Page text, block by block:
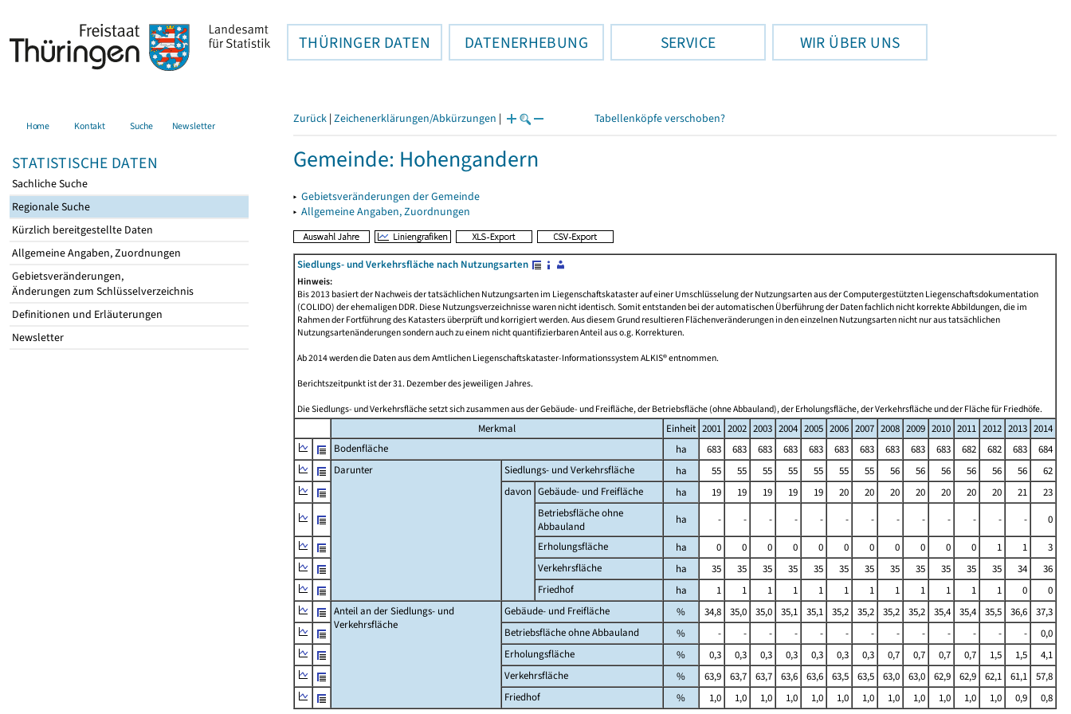
THÜRINGER DATEN DATENERHEBUNG SERVICE WIR ÜBER UNS
Home Kontakt Suche Newsletter
STATISTISCHE DATEN
Sachliche Suche
Regionale Suche
Kürzlich bereitgestellte Daten
Allgemeine Angaben, Zuordnungen
Gebietsveränderungen,
Änderungen zum Schlüsselverzeichnis
Definitionen und Erläuterungen
Newsletter
Zurück | Zeichenerklärungen/Abkürzungen | Tabellenköpfe verschoben?
Gemeinde: Hohengandern
▸ Gebietsveränderungen der Gemeinde
▸ Allgemeine Angaben, Zuordnungen
Siedlungs- und Verkehrsfläche nach Nutzungsarten
Hinweis:
Bis 2013 basiert der Nachweis der tatsächlichen Nutzungsarten im Liegenschaftskataster auf einer Umschlüsselung der Nutzungsarten aus der Computergestützten Liegenschaftsdokumentation
(COLIDO) der ehemaligen DDR. Diese Nutzungsverzeichnisse waren nicht identisch. Somit entstanden bei der automatischen Überführung der Daten fachlich nicht korrekte Abbildungen, die im
Rahmen der Fortführung des Katasters überprüft und korrigiert werden. Aus diesem Grund resultieren Flächenveränderungen in den einzelnen Nutzungsarten nicht nur aus tatsächlichen
Nutzungsartenänderungen sondern auch zu einem nicht quantifizierbaren Anteil aus o.g. Korrekturen.
Ab 2014 werden die Daten aus dem Amtlichen Liegenschaftskataster-Informationssystem ALKIS® entnommen.
Berichtszeitpunkt ist der 31. Dezember des jeweiligen Jahres.
Die Siedlungs- und Verkehrsfläche setzt sich zusammen aus der Gebäude- und Freifläche, der Betriebsfläche (ohne Abbauland), der Erholungsfläche, der Verkehrsfläche und der Fläche für Friedhöfe.
Merkmal Einheit 2001 2002 2003 2004 2005 2006 2007 2008 2009 2010 2011 2012 2013 2014
Bodenfläche
ha 683 683 683 683 683 683 683 683 683 683 682 682 683
684
Darunter
Siedlungs- und Verkehrsfläche ha 55 55 55 55 55 55 55 56 56 56 56 56 56
62
davon Gebäude- und Freifläche ha 19 19 19 19 19 20 20 20 20 20 20 20 21
23
Betriebsfläche ohne
Abbauland
ha - - - - - - - - - - - - -
0
Erholungsfläche
ha 0 0 0 0 0 0 0 0 0 0 0 1 1
3
Verkehrsfläche
ha 35 35 35 35 35 35 35 35 35 35 35 35 34
36
Friedhof
ha 1 1 1 1 1 1 1 1 1 1 1 1 0
0
Anteil an der Siedlungs- und
Verkehrsfläche
Gebäude- und Freifläche % 34,8 35,0 35,0 35,1 35,1 35,2 35,2 35,2 35,2 35,4 35,4 35,5 36,6
37,3
Betriebsfläche ohne Abbauland
% - - - - - - - - - - - - -
0,0
Erholungsfläche
% 0,3 0,3 0,3 0,3 0,3 0,3 0,3 0,7 0,7 0,7 0,7 1,5 1,5
4,1
Verkehrsfläche
% 63,9 63,7 63,7 63,6 63,6 63,5 63,5 63,0 63,0 62,9 62,9 62,1 61,1
57,8
Friedhof
% 1,0 1,0 1,0 1,0 1,0 1,0 1,0 1,0 1,0 1,0 1,0 1,0 0,9 0,8